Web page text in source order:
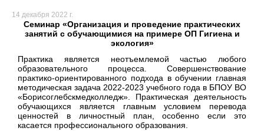
14 декабря 2022 г.
Семинар «Организация и проведение практических
занятий с обучающимися на примере ОП Гигиена и
экология»
Практика является неотъемлемой частью любого
образовательного процесса. Совершенствование
практико-ориентированного подхода в обучении главная
методическая задача 2022-2023 учебного года в БПОУ ВО
«Борисоглебскмедколледж». Практическая деятельность
обучающихся является главным условием перевода
ценностей в личностный план, особенно если это
касается профессионального образования.